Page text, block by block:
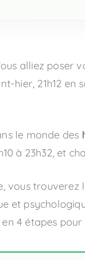
alliez poser
hier, 21h12
le monde des
à 23h32, et
vous trouverez
et
4 étapes